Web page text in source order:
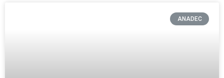
ANADEC